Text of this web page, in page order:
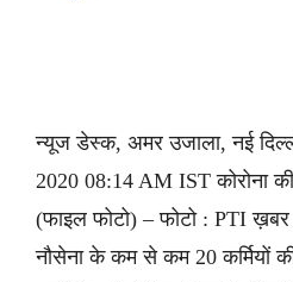
न्यूज डेस्क, अमर उजाला, नई
2020 08:14 AM IST कोरोना
(फाइल फोटो) – फोटो : PTI
नौसेना के कम से कम 20 कर्मियों की